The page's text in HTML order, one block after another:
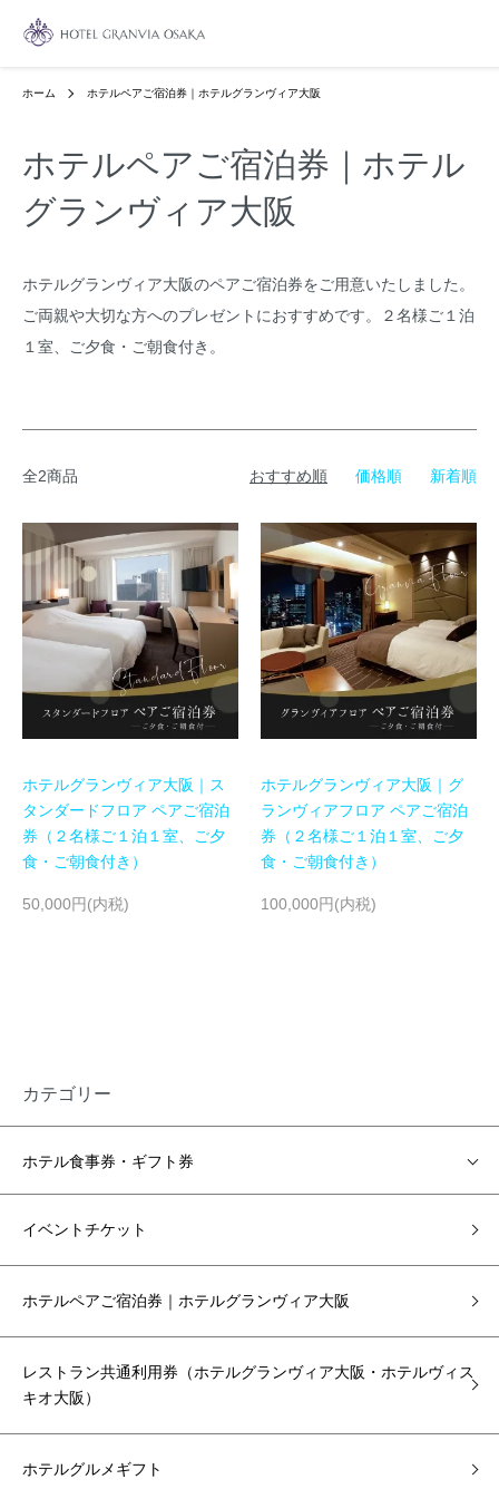
ホーム ホテルペアご宿泊券｜ホテルグランヴィア大阪
ホテルペアご宿泊券｜ホテル
グランヴィア大阪
ホテルグランヴィア大阪のペアご宿泊券をご用意いたしました。
ご両親や大切な方へのプレゼントにおすすめです。２名様ご１泊
１室、ご夕食・ご朝食付き。
全2商品 おすすめ順 価格順 新着順
ホテルグランヴィア大阪｜ス
タンダードフロア ペアご宿泊
券（２名様ご１泊１室、ご夕
食・ご朝食付き）
50,000円(内税)
ホテルグランヴィア大阪｜グ
ランヴィアフロア ペアご宿泊
券（２名様ご１泊１室、ご夕
食・ご朝食付き）
100,000円(内税)
カテゴリー
ホテル食事券・ギフト券
イベントチケット
ホテルペアご宿泊券｜ホテルグランヴィア大阪
レストラン共通利用券（ホテルグランヴィア大阪・ホテルヴィス
キオ大阪）
ホテルグルメギフト